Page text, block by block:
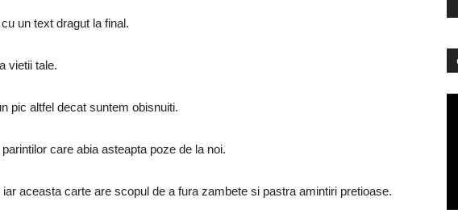
un text dragut la final.
vietii tale.
pic altfel decat suntem obisnuiti.
care abia asteapta poze de la noi.
aceasta carte are scopul de a fura zambete si pastra amintiri pretioase.